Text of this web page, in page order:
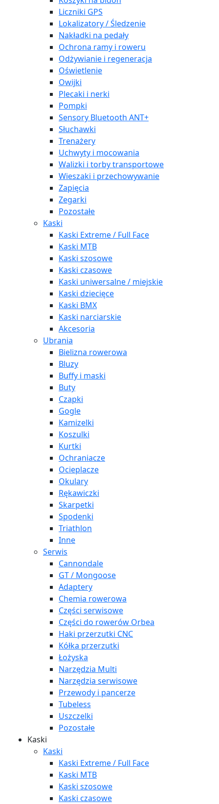
Liczniki GPS
Lokalizatory / Śledzenie
Nakładki na pedały
Ochrona ramy i roweru
Odżywianie i regeneracja
Oświetlenie
Owijki
Plecaki i nerki
Pompki
Sensory Bluetooth ANT+
Słuchawki
Trenażery
Uchwyty i mocowania
Walizki i torby transportowe
Wieszaki i przechowywanie
Zapięcia
Zegarki
Pozostałe
Kaski
Kaski Extreme / Full Face
Kaski MTB
Kaski szosowe
Kaski czasowe
Kaski uniwersalne / miejskie
Kaski dziecięce
Kaski BMX
Kaski narciarskie
Akcesoria
Ubrania
Bielizna rowerowa
Bluzy
Buffy i maski
Buty
Czapki
Gogle
Kamizelki
Koszulki
Kurtki
Ochraniacze
Ocieplacze
Okulary
Rękawiczki
Skarpetki
Spodenki
Triathlon
Inne
Serwis
Cannondale
GT / Mongoose
Adaptery
Chemia rowerowa
Części serwisowe
Części do rowerów Orbea
Haki przerzutki CNC
Kółka przerzutki
Łożyska
Narzędzia Multi
Narzędzia serwisowe
Przewody i pancerze
Tubeless
Uszczelki
Pozostałe
Kaski
Kaski
Kaski Extreme / Full Face
Kaski MTB
Kaski szosowe
Kaski czasowe